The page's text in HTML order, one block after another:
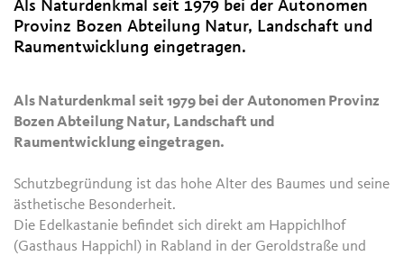
Als Naturdenkmal seit 1979 bei der Autonomen
Provinz Bozen Abteilung Natur, Landschaft und
Raumentwicklung eingetragen.
Als Naturdenkmal seit 1979 bei der Autonomen Provinz
Bozen Abteilung Natur, Landschaft und
Raumentwicklung eingetragen.
Schutzbegründung ist das hohe Alter des Baumes und seine
ästhetische Besonderheit.
Die Edelkastanie befindet sich direkt am Happichlhof
(Gasthaus Happichl) in Rabland in der Geroldstraße und